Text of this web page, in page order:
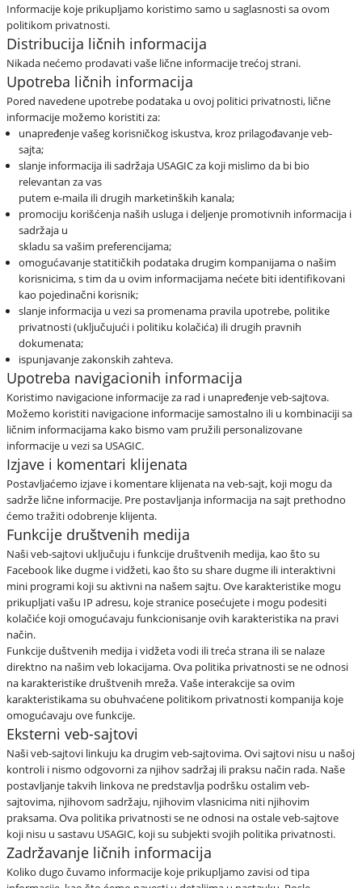
Informacije koje prikupljamo koristimo samo u saglasnosti sa ovom
politikom privatnosti.
Distribucija ličnih informacija
Nikada nećemo prodavati vaše lične informacije trećoj strani.
Upotreba ličnih informacija
Pored navedene upotrebe podataka u ovoj politici privatnosti, lične
informacije možemo koristiti za:
unapređenje vašeg korisničkog iskustva, kroz prilagođavanje veb-
sajta;
slanje informacija ili sadržaja USAGIC za koji mislimo da bi bio
relevantan za vas
putem e-maila ili drugih marketinških kanala;
promociju korišćenja naših usluga i deljenje promotivnih informacija i
sadržaja u
skladu sa vašim preferencijama;
omogućavanje statitičkih podataka drugim kompanijama o našim
korisnicima, s tim da u ovim informacijama nećete biti identifikovani
kao pojedinačni korisnik;
slanje informacija u vezi sa promenama pravila upotrebe, politike
privatnosti (uključujući i politiku kolačića) ili drugih pravnih
dokumenata;
ispunjavanje zakonskih zahteva.
Upotreba navigacionih informacija
Koristimo navigacione informacije za rad i unapređenje veb-sajtova.
Možemo koristiti navigacione informacije samostalno ili u kombinaciji sa
ličnim informacijama kako bismo vam pružili personalizovane
informacije u vezi sa USAGIC.
Izjave i komentari klijenata
Postavljaćemo izjave i komentare klijenata na veb-sajt, koji mogu da
sadrže lične informacije. Pre postavljanja informacija na sajt prethodno
ćemo tražiti odobrenje klijenta.
Funkcije društvenih medija
Naši veb-sajtovi uključuju i funkcije društvenih medija, kao što su
Facebook like dugme i vidžeti, kao što su share dugme ili interaktivni
mini programi koji su aktivni na našem sajtu. Ove karakteristike mogu
prikupljati vašu IP adresu, koje stranice posećujete i mogu podesiti
kolačiće koji omogućavaju funkcionisanje ovih karakteristika na pravi
način.
Funkcije duštvenih medija i vidžeta vodi ili treća strana ili se nalaze
direktno na našim veb lokacijama. Ova politika privatnosti se ne odnosi
na karakteristike društvenih mreža. Vaše interakcije sa ovim
karakteristikama su obuhvaćene politikom privatnosti kompanija koje
omogućavaju ove funkcije.
Eksterni veb-sajtovi
Naši veb-sajtovi linkuju ka drugim veb-sajtovima. Ovi sajtovi nisu u našoj
kontroli i nismo odgovorni za njihov sadržaj ili praksu način rada. Naše
postavljanje takvih linkova ne predstavlja podršku ostalim veb-
sajtovima, njihovom sadržaju, njihovim vlasnicima niti njihovim
praksama. Ova politika privatnosti se ne odnosi na ostale veb-sajtove
koji nisu u sastavu USAGIC, koji su subjekti svojih politika privatnosti.
Zadržavanje ličnih informacija
Koliko dugo čuvamo informacije koje prikupljamo zavisi od tipa